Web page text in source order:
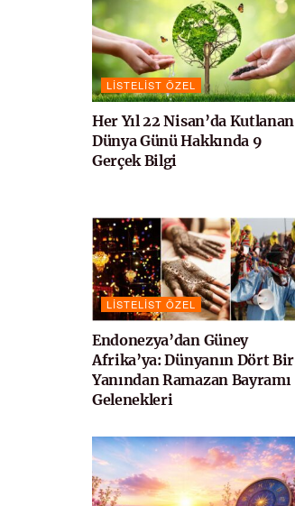
LISTELIST ÖZEL
Her Yıl 22 Nisan’da Kutlanan
Dünya Günü Hakkında 9
Gerçek Bilgi
LISTELIST ÖZEL
Endonezya’dan Güney
Afrika’ya: Dünyanın Dört Bir
Yanından Ramazan Bayramı
Gelenekleri